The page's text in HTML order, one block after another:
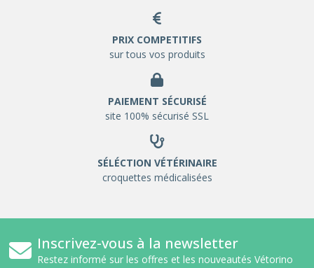
PRIX COMPETITIFS
sur tous vos produits
PAIEMENT SÉCURISÉ
site 100% sécurisé SSL
SÉLÉCTION VÉTÉRINAIRE
croquettes médicalisées
Inscrivez-vous à la newsletter
Restez informé sur les offres et les nouveautés Vétorino